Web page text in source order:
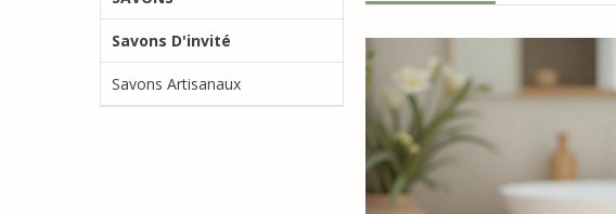
Savons D'invité
Savons Artisanaux